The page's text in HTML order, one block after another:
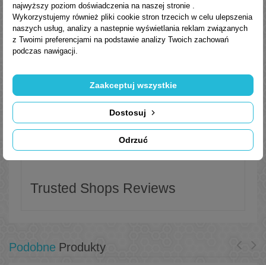
Parametry fizyko-chemiczne
Trusted Shops Reviews
Podobne Produkty
najwyższy poziom doświadczenia na naszej stronie .
Wykorzystujemy również pliki cookie stron trzecich w celu ulepszenia
naszych usług, analizy a nastepnie wyświetlania reklam związanych
z Twoimi preferencjami na podstawie analizy Twoich zachowań
podczas nawigacji.
Odrzuć
Dostosuj
Zaakceptuj wszystkie